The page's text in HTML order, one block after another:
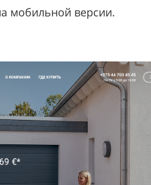
мобильной версии.